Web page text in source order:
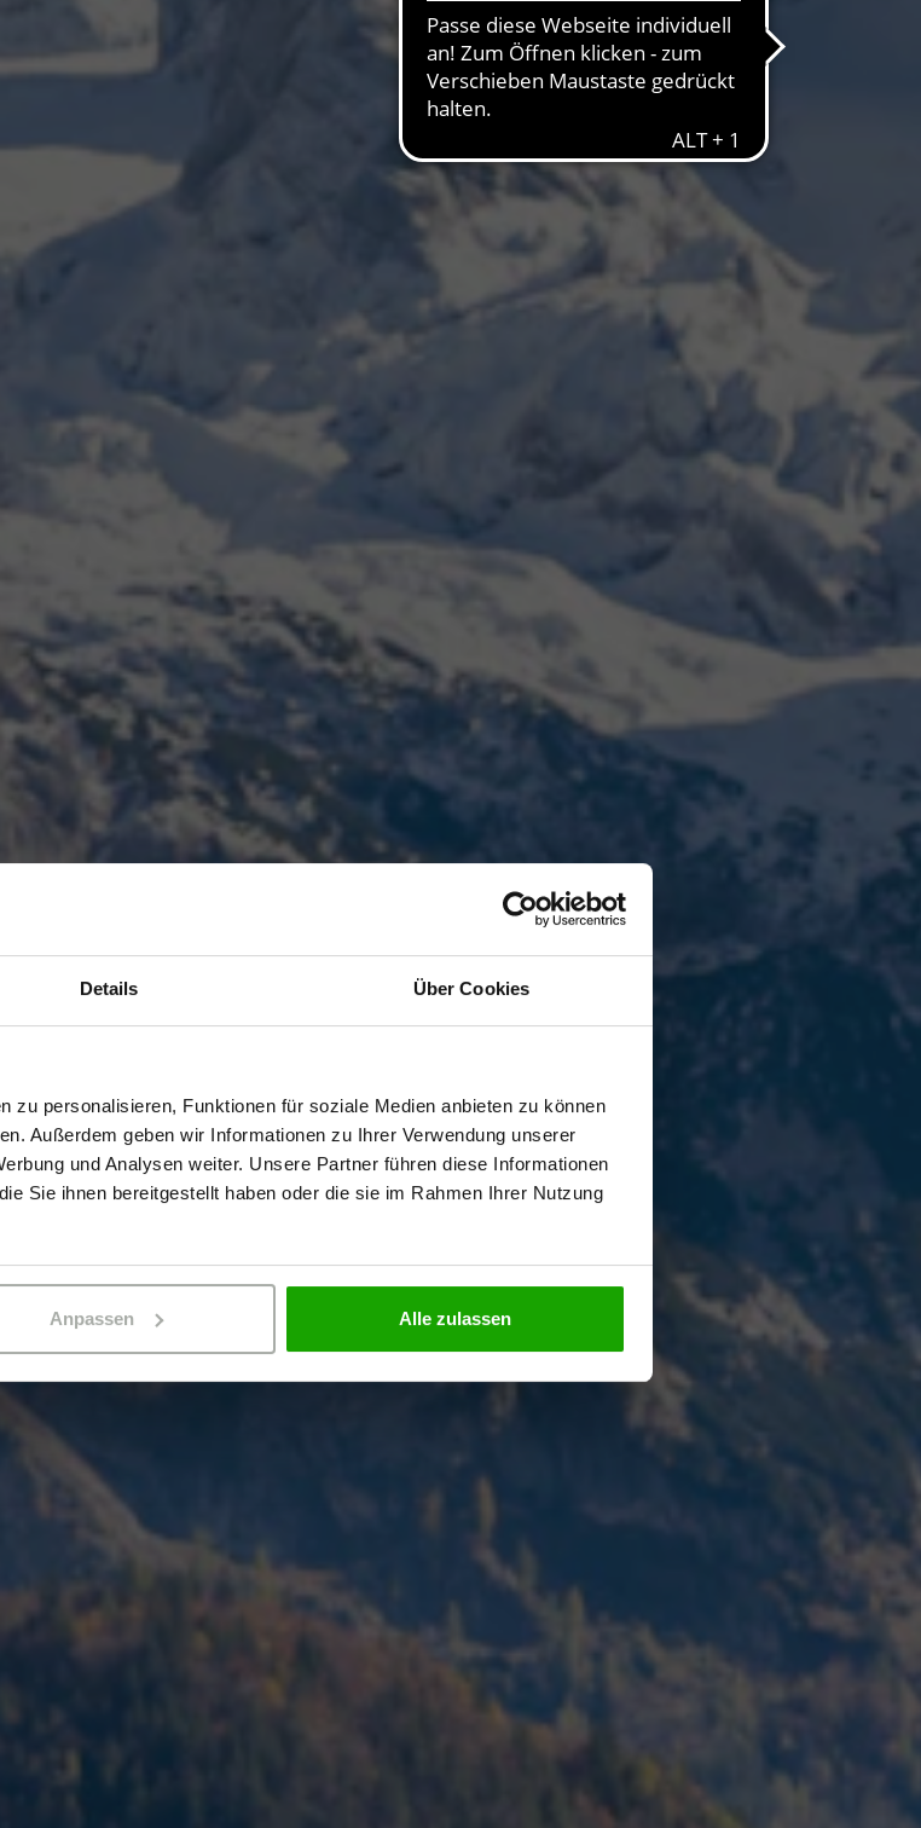
Details Über Cookies
zu personalisieren, Funktionen für soziale Medien anbieten zu können
Außerdem geben wir Informationen zu Ihrer Verwendung unserer
und Analysen weiter. Unsere Partner führen diese Informationen
Sie ihnen bereitgestellt haben oder die sie im Rahmen Ihrer Nutzung
Anpassen Alle zulassen
Gewerbetreibender?
bin. Alle Preise werden netto ausgewiesen.
PRIVATPERSON